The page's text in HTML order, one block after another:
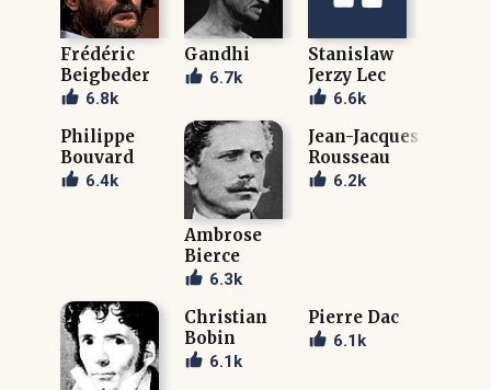
Frédéric
Beigbeder
6.8k
Gandhi
6.7k
Stanislaw
Jerzy Lec
6.6k
Philippe
Bouvard
6.4k
Ambrose
Bierce
6.3k
Jean-Jacques
Rousseau
6.2k
Christian
Bobin
6.1k
Pierre Dac
6.1k